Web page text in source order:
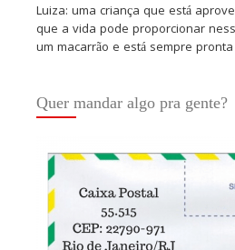
Luiza: uma criança que está
que a vida pode proporcionar
um macarrão e está sempre
Quer mandar algo pra gente?